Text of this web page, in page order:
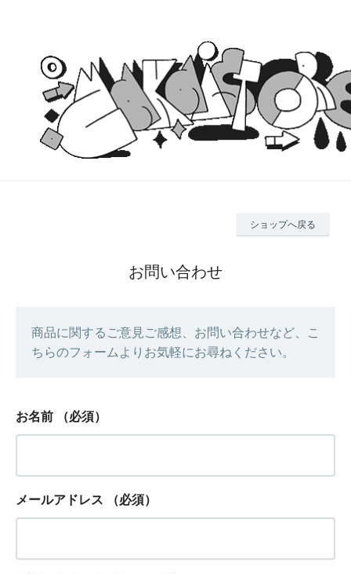
ショップへ戻る
お問い合わせ
商品に関するご意見ご感想、お問い合わせなど、こ
ちらのフォームよりお気軽にお尋ねください。
お名前 （必須）
メールアドレス （必須）